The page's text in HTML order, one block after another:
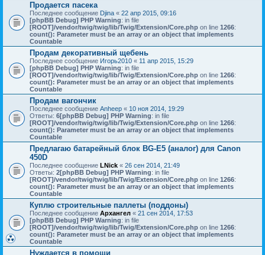
Продается пасека
Последнее сообщение Djina « 22 апр 2015, 09:16
[phpBB Debug] PHP Warning: in file
[ROOT]/vendor/twig/twig/lib/Twig/Extension/Core.php on line 1266:
count(): Parameter must be an array or an object that implements
Countable
Продам декоративный щебень
Последнее сообщение Игорь2010 « 11 апр 2015, 15:29
[phpBB Debug] PHP Warning: in file
[ROOT]/vendor/twig/twig/lib/Twig/Extension/Core.php on line 1266:
count(): Parameter must be an array or an object that implements
Countable
Продам вагончик
Последнее сообщение Anheep « 10 ноя 2014, 19:29
Ответы: 6[phpBB Debug] PHP Warning: in file
[ROOT]/vendor/twig/twig/lib/Twig/Extension/Core.php on line 1266:
count(): Parameter must be an array or an object that implements
Countable
Предлагаю батарейный блок BG-E5 (аналог) для Canon
450D
Последнее сообщение LNick « 26 сен 2014, 21:49
Ответы: 2[phpBB Debug] PHP Warning: in file
[ROOT]/vendor/twig/twig/lib/Twig/Extension/Core.php on line 1266:
count(): Parameter must be an array or an object that implements
Countable
Куплю строительные паллеты (поддоны)
Последнее сообщение Архангел « 21 сен 2014, 17:53
[phpBB Debug] PHP Warning: in file
[ROOT]/vendor/twig/twig/lib/Twig/Extension/Core.php on line 1266:
count(): Parameter must be an array or an object that implements
Countable
Нуждается в помощи